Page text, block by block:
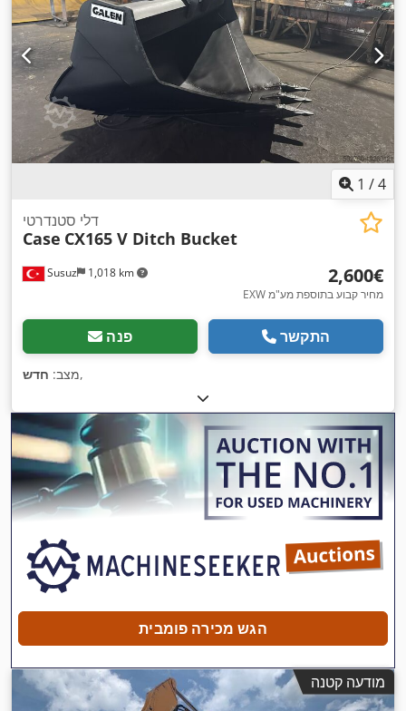
1 /4
Susuz 1,018 km
דלי סטנדרטי
Case CX165 V Ditch Bucket
‏2,600 ‏€
EXW מחיר קבוע בתוספת מע"מ
פנה התקשר
מצב: חדש ,
הגש מכירה פומבית
מודעה קטנה